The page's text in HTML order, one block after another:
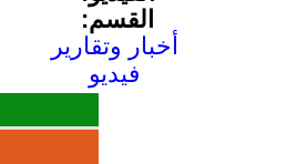
القسم:
أخبار وتقارير
فيديو